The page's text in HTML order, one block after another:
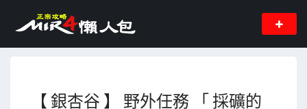
【 銀杏谷 】 野外任務 「 採礦的